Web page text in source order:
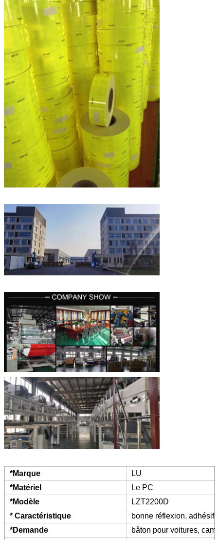
*Marque
LU
*Matériel
Le PC
*Modèle
LZT2200D
* Caractéristique
bonne réflexion, adhésif
*Demande
bâton pour voitures,